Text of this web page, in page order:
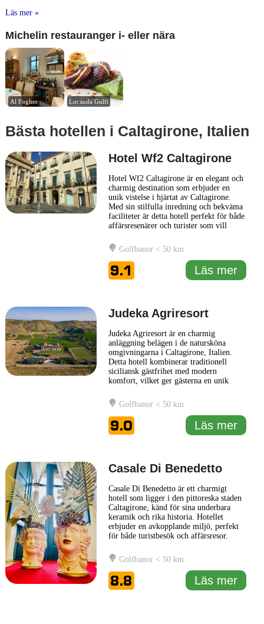
Läs mer »
Michelin restauranger i- eller nära
Al Fogher Locanda Gulfi
Bästa hotellen i Caltagirone, Italien
Hotel Wf2 Caltagirone
Hotel Wf2 Caltagirone är en elegant och
charmig destination som erbjuder en
unik vistelse i hjärtat av Caltagirone.
Med sin stilfulla inredning och bekväma
faciliteter är detta hotell perfekt för både
affärsresenärer och turister som vill
regionen. Hotel Wf2 Caltagirone ligger i
ett område med en fascinerande
blandning av traditionell siciliansk
arkitektur
Golfbanor < 50 km
9.1 Läs mer
Judeka Agriresort
Judeka Agriresort är en charmig
anläggning belägen i de natursköna
omgivningarna i Caltagirone, Italien.
Detta hotell kombinerar traditionell
siciliansk gästfrihet med modern
komfort, vilket ger gästerna en unik
sina vackert inredda rum erbjuder Judeka
Agriresort en lugn och avkopplande
atmosfär, perfekt för dem som söker
bortom vardagens stress. Resorten
ligger... Läs mer
Golfbanor < 50 km
9.0 Läs mer
Casale Di Benedetto
Casale Di Benedetto är ett charmigt
hotell som ligger i den pittoreska staden
Caltagirone, känd för sina underbara
keramik och rika historia. Hotellet
erbjuder en avkopplande miljö, perfekt
för både turistbesök och affärsresor.
traditionell siciliansk arkitektur med
moderna bekvämligheter, vilket skapar
en unik atmosfär för sina gäster. Inne på
hotellet finns olika rumstyper... Läs mer
Golfbanor < 50 km
8.8 Läs mer